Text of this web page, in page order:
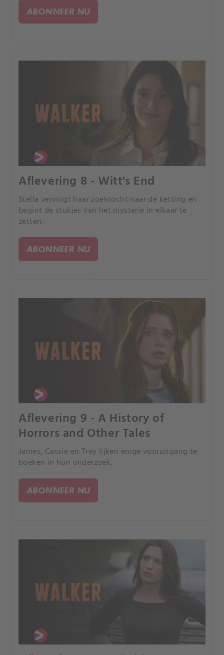
ABONNEER NU
Aflevering 8 - Witt's End
Stella vervolgt haar zoektocht naar de ketting en
begint de stukjes van het mysterie in elkaar te
zetten.
ABONNEER NU
Aflevering 9 - A History of
Horrors and Other Tales
James, Cassie en Trey lijken enige vooruitgang te
boeken in hun onderzoek.
ABONNEER NU